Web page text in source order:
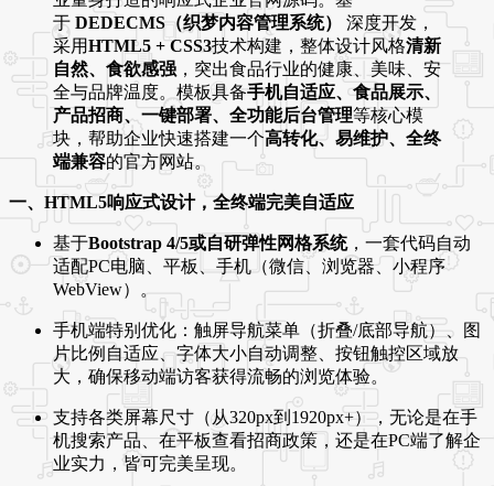
于 DEDECMS（织梦内容管理系统）
深度开发，
采用HTML5 + CSS3技术构建，整体设计风格清新
自然、食欲感强 ，突出食品行业的健康、美味、安
全与品牌温度。模板具备手机自适应、食品展示、
产品招商、一键部署、全功能后台管理等核心模
块，帮助企业快速搭建一个高转化、易维护、全终
端兼容的官方网站。
一、HTML5响应式设计，全终端完美自适应
基于Bootstrap 4/5或自研弹性网格系统，一套代码自动
适配PC电脑、平板、手机（微信、浏览器、小程序
WebView）。
手机端特别优化：触屏导航菜单（折叠/底部导航）、图
片比例自适应、字体大小自动调整、按钮触控区域放
大，确保移动端访客获得流畅的浏览体验。
支持各类屏幕尺寸（从320px到1920px+），无论是在手
机搜索产品、在平板查看招商政策，还是在PC端了解企
业实力，皆可完美呈现。